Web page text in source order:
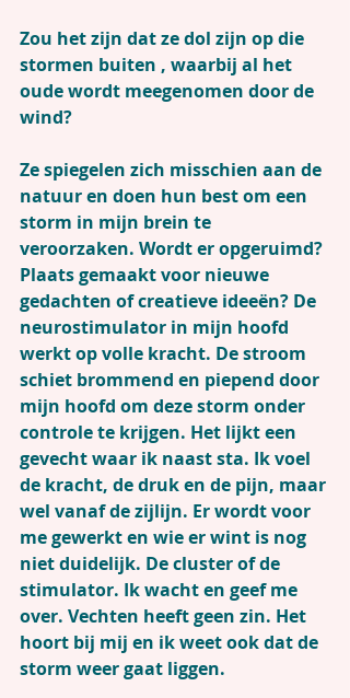
Zou het zijn dat ze dol zijn op die
stormen buiten , waarbij al het
oude wordt meegenomen door de
wind?
Ze spiegelen zich misschien aan de
natuur en doen hun best om een
storm in mijn brein te
veroorzaken. Wordt er opgeruimd?
Plaats gemaakt voor nieuwe
gedachten of creatieve ideeën? De
neurostimulator in mijn hoofd
werkt op volle kracht. De stroom
schiet brommend en piepend door
mijn hoofd om deze storm onder
controle te krijgen. Het lijkt een
gevecht waar ik naast sta. Ik voel
de kracht, de druk en de pijn, maar
wel vanaf de zijlijn. Er wordt voor
me gewerkt en wie er wint is nog
niet duidelijk. De cluster of de
stimulator. Ik wacht en geef me
over. Vechten heeft geen zin. Het
hoort bij mij en ik weet ook dat de
storm weer gaat liggen.